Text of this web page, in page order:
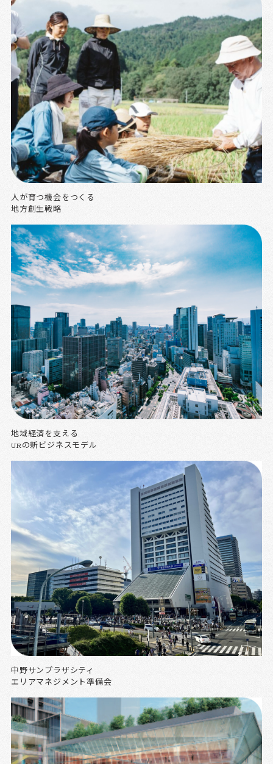
人が育つ機会をつくる
地方創生戦略
地域経済を支える
URの新ビジネスモデル
中野サンプラザシティ
エリアマネジメント準備会